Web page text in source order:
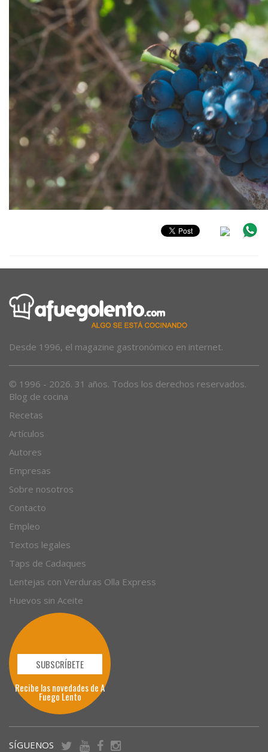
Desde 1996, el magazine gastronómico en internet.
© 1996 - 2026. 31 años. Todos los derechos reservados.
Blog de cocina
Recetas
Artículos
Autores
Empresas
Sobre nosotros
Contacto
Empleo
Textos legales
Taps de Cadaques
Lentejas con Verduras Olla Express
Huevos sin Aceite
SUBSCRÍBETE
Recibe las novedades de A
Fuego Lento
SÍGUENOS